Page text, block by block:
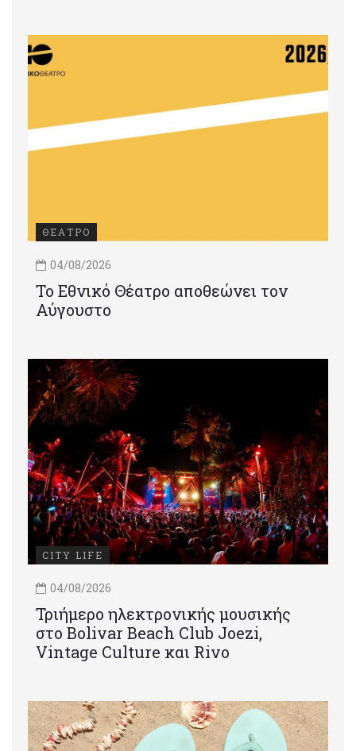
ΘΕΑΤΡΟ
04/08/2026
Το Εθνικό Θέατρο αποθεώνει τον
Αύγουστο
CITY LIFE
04/08/2026
Τριήμερο ηλεκτρονικής μουσικής
στο Bolivar Beach Club Joezi,
Vintage Culture και Rivo